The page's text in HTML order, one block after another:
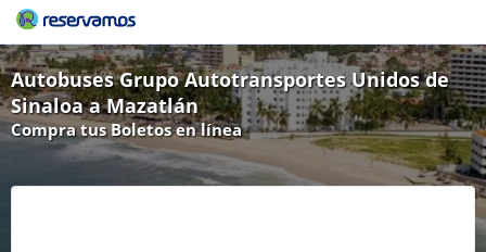
Autobuses Grupo Autotransportes Unidos de
Sinaloa a Mazatlán
Compra tus Boletos en línea